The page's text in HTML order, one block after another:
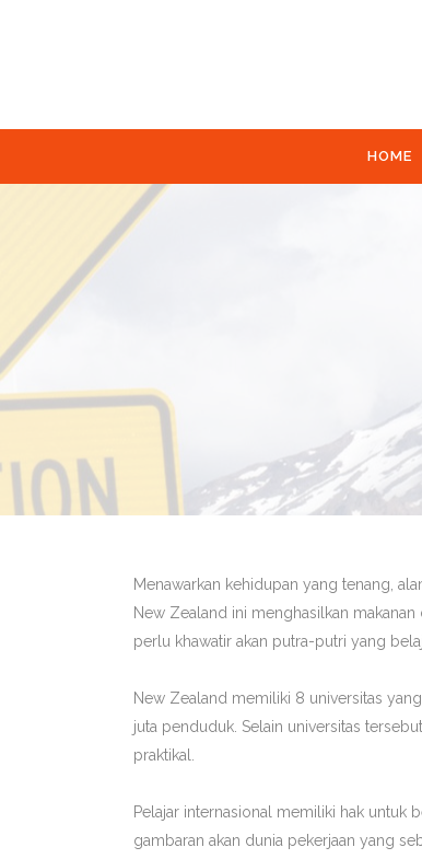
HOME
Menawarkan kehidupan yang tenang,
New Zealand ini menghasilkan
perlu khawatir akan putra-putri yang
New Zealand memiliki 8 universitas
juta penduduk. Selain universitas
praktikal.
Pelajar internasional memiliki hak untuk
gambaran akan dunia pekerjaan yang